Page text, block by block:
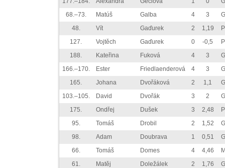
68.–73.
Matúš Galba 4 3
48.
Vít Gaďurek 2 1,19
127.
Vojtěch Gaďurek 0 -0,5
188.
Kateřina Fuková 4 3
166.–170.
Ester Friedlaenderová 4 3
165.
Johana Dvořáková 2 1,1
103.–105.
David Dvořák 3 2
175.
Ondřej Dušek 3 2,48
95.
Tomáš Drobil 2 1,52
98.
Adam Doubrava 1 0,51
66.
Tomáš Domes 4 4,46
61.
Matěj Doležálek 2 1,76